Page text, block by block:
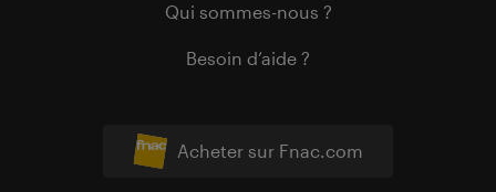
Acheter sur Fnac.com
Qui sommes-nous ?
Besoin d’aide ?